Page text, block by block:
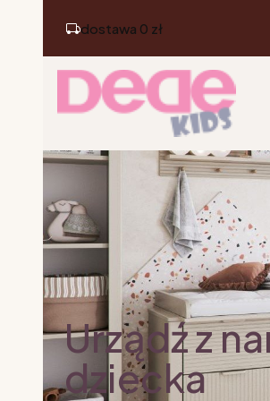
dostawa 0 zł
Urządź z
dziecka